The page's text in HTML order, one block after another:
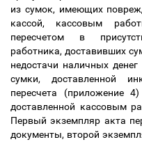
из сумок, имеющих
кассой, кассовым
пересчетом в
работника, доставивших
недостачи наличных
сумки, доставленной
пересчета (приложение
доставленной кассовым
Первый экземпляр акта
документы, второй